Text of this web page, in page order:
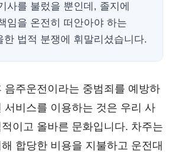
사를 불렀을 뿐인데, 졸지에
임을 온전히 떠안아야 하는
한 법적 분쟁에 휘말리셨습니다.
음주운전이라는 중범죄를 예방하
서비스를 이용하는 것은 우리 사
이고 올바른 문화입니다. 차주는
합당한 비용을 지불하고 운전대